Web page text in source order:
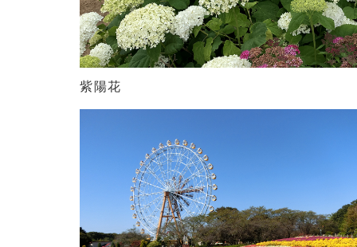
紫陽花